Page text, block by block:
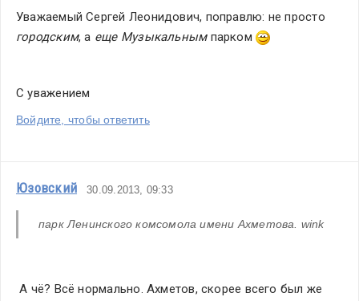
городским, а еще Музыкальным парком
С уважением
Войдите, чтобы ответить
Юзовский 30.09.2013, 09:33
парк Ленинского комсомола имени Ахметова. wink
А чё? Всё нормально. Ахметов, скорее всего был же